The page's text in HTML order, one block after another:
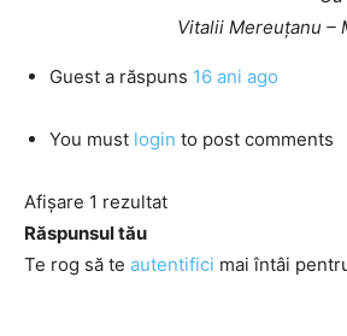
Vitalii Mereuţanu –
Guest a răspuns 16 ani ago
You must login to post comments
Afișare 1 rezultat
Răspunsul tău
Te rog să te autentifici mai întâi